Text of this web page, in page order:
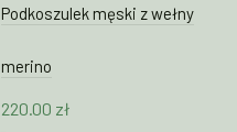
Podkoszulek męski z wełny
merino
220.00 zł